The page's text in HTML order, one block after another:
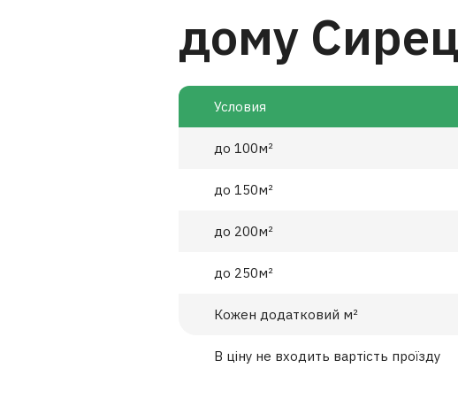
дому
Условия
до 100м²
до 150м²
до 200м²
до 250м²
Кожен додатковий м²
В ціну не входить вартість проїзду